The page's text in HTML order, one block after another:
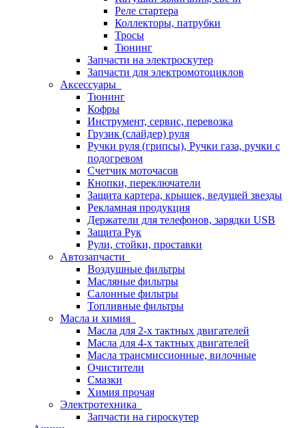
Реле стартера
Коллекторы, патрубки
Тросы
Тюнинг
Запчасти на электроскутер
Запчасти для электромотоциклов
Аксессуары
Тюнинг
Кофры
Инструмент, сервис, перевозка
Грузик (слайдер) руля
Ручки руля (грипсы), Ручки газа, ручки с
подогревом
Счетчик моточасов
Кнопки, переключатели
Защита картера, крышек, ведущей звезды
Рекламная продукция
Держатели для телефонов, зарядки USB
Защита Рук
Рули, стойки, проставки
Автозапчасти
Воздушные фильтры
Масляные фильтры
Салонные фильтры
Топливные фильтры
Масла и химия
Масла для 2-х тактных двигателей
Масла для 4-х тактных двигателей
Масла трансмиссионные, вилочные
Очистители
Смазки
Химия прочая
Электротехника
Запчасти на гироскутер